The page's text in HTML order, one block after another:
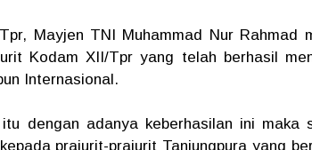
Mayjen TNI Muhammad Nur Rahmad
Kodam XII/Tpr yang telah berhasil
Internasional.
dengan adanya keberhasilan ini maka
prajurit-prajurit Tanjungpura yang